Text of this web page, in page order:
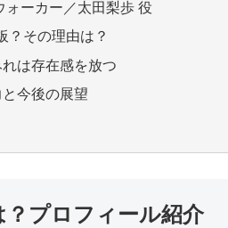
ォーカー／太田梨歩 役
？その理由は？
は存在感を放つ
今後の展望
プロフィール紹介